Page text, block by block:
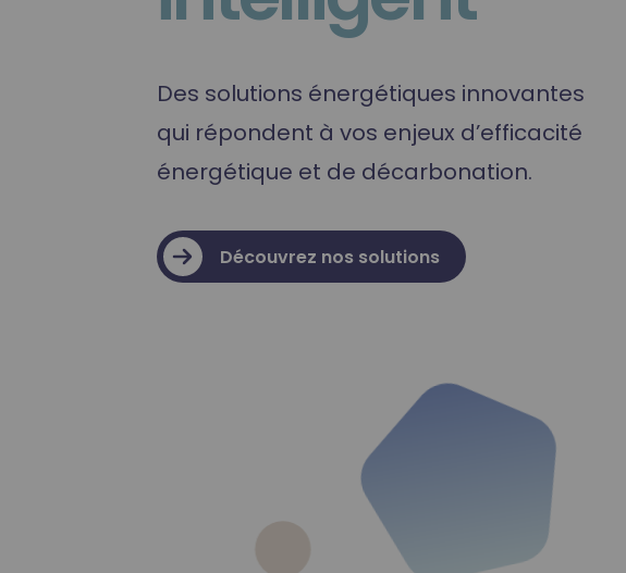
Formation Hydrogène
Des solutions énergétiques innovantes
qui répondent à vos enjeux d’efficacité
énergétique et de décarbonation.
Découvrez nos solutions